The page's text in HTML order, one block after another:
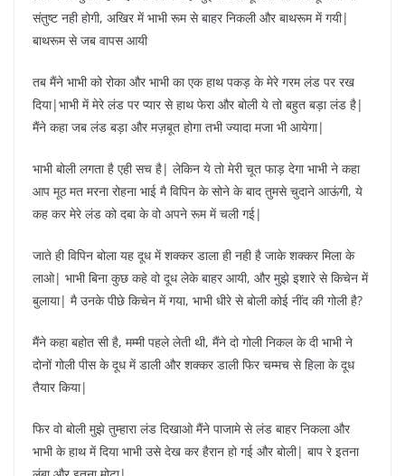
संतुष्ट नही होगी, अखिर में भाभी रूम से बाहर निकली और बाथरूम में गयी|
बाथरूम से जब वापस आयी
तब मैंने भाभी को रोका और भाभी का एक हाथ पकड़ के मेरे गरम लंड पर रख
दिया|भाभी में मेरे लंड पर प्यार से हाथ फेरा और बोली ये तो बहुत बड़ा लंड है|
मैंने कहा जब लंड बड़ा और मज़बूत होगा तभी ज्यादा मजा भी आयेगा|
भाभी बोली लगता है एही सच है| लेकिन ये तो मेरी चूत फाड़ देगा भाभी ने कहा
आप मूठ मत मरना रोहना भाई मै विपिन के सोने के बाद तुमसे चुदाने आऊंगी, ये
कह कर मेरे लंड को दबा के वो अपने रूम में चली गई|
जाते ही विपिन बोला यह दूध में शक्कर डाला ही नही है जाके शक्कर मिला के
लाओ| भाभी बिना कुछ कहे वो दूध लेके बाहर आयी, और मुझे इशारे से किचेन में
बुलाया| मै उनके पीछे किचेन में गया, भाभी धीरे से बोली कोई नींद की गोली है?
मैंने कहा बहोत सी है, मम्मी पहले लेती थी, मैंने दो गोली निकल के दी भाभी ने
दोनों गोली पीस के दूध में डाली और शक्कर डाली फिर चम्मच से हिला के दूध
तैयार किया|
फिर वो बोली मुझे तुम्हारा लंड दिखाओ मैंने पाजामे से लंड बाहर निकला और
भाभी के हाथ में दिया भाभी उसे देख कर हैरान हो गई और बोली| बाप रे इतना